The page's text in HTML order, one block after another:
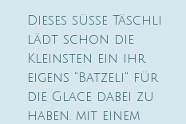
Dieses süsse Täschli
lädt schon die
Kleinsten ein ihr
eigens "Batzeli" für
die Glace dabei zu
haben. mit einem